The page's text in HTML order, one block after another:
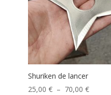
Shuriken de lancer
25,00 € – 70,00 €Plage